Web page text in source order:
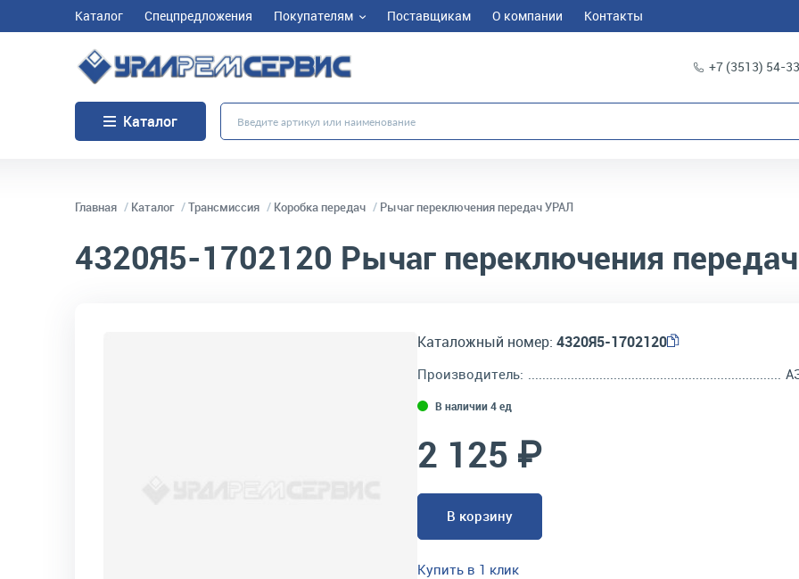
Каталог Спецпредложения Покупателям Поставщикам О компании Контакты
+7 (3513) 54-
Каталог
Главная Каталог Трансмиссия Коробка передач Рычаг переключения передач УРАЛ
4320Я5-1702120 Рычаг переключения
Каталожный номер: 4320Я5-1702120
Производитель:
В наличии 4 ед
2 125 ₽
В корзину
Купить в 1 клик